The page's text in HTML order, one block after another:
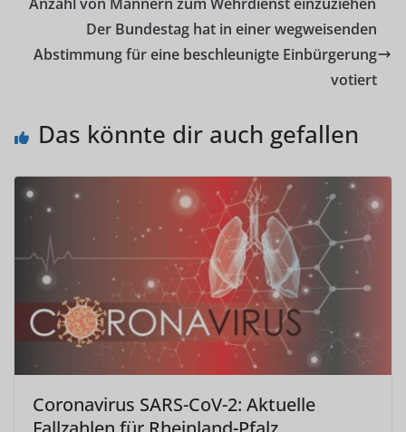
Der Bundestag hat in einer wegweisenden
Abstimmung für eine beschleunigte Einbürgerung
votiert
Das könnte dir auch gefallen
Coronavirus SARS-CoV-2: Aktuelle